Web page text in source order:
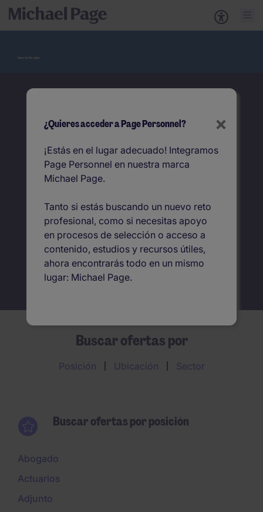
Search for jobs
Empieza aquí tu próximo empleo
Buscar
Puesto
Localización
Buscar ofertas por
Posición Ubicación Sector
Buscar ofertas por posición
Abogado
Actuarios
Adjunto
×
¿Quieres acceder a Page Personnel?
¡Estás en el lugar adecuado! Integramos
Page Personnel en nuestra marca
Michael Page.
Tanto si estás buscando un nuevo reto
profesional, como si necesitas apoyo
en procesos de selección o acceso a
contenido, estudios y recursos útiles,
ahora encontrarás todo en un mismo
lugar: Michael Page.